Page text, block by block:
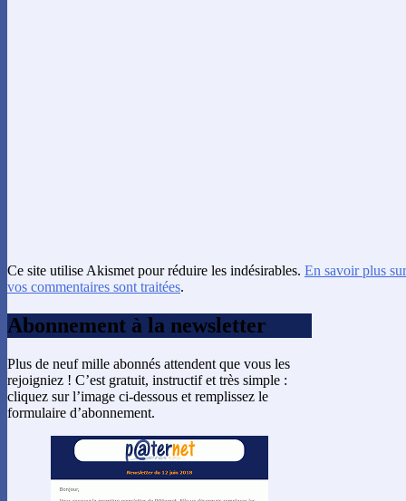
Ce site utilise Akismet pour réduire les indésirables. En savoir plus
vos commentaires sont traitées.
Abonnement à la newsletter
Plus de neuf mille abonnés attendent que vous les
rejoigniez ! C’est gratuit, instructif et très simple :
cliquez sur l’image ci-dessous et remplissez le
formulaire d’abonnement.